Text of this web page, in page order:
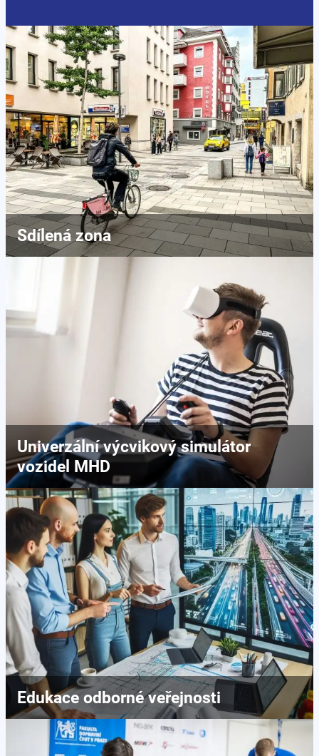
Sdílená zona
Univerzální výcvikový simulátor
vozidel MHD
Edukace odborné veřejnosti